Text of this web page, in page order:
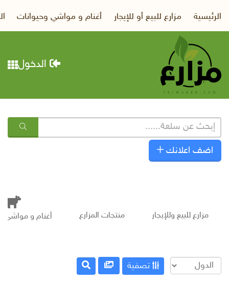
الرئيسية مزارع للبيع أو للإيجار أغنام و مواشي وحيوانات
الدخول
اضف اعلانك
مزارع للبيع وللإيجار منتجات المزارع أغنام و مواشى
تصفية